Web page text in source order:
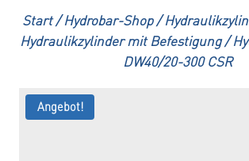
Start / Hydrobar-Shop /
Hydraulikzylinder mit Befestigung /
DW40/20-300 CSR
Angebot!